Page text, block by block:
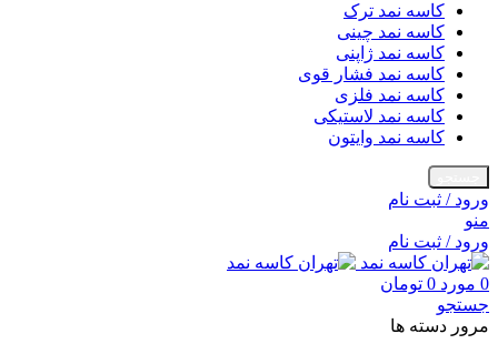
کاسه نمد ترک
کاسه نمد چینی
کاسه نمد ژاپنی
کاسه نمد فشار قوی
کاسه نمد فلزی
کاسه نمد لاستیکی
کاسه نمد وایتون
ورود / ثبت نام
منو
ورود / ثبت نام
0 مورد 0 تومان
جستجو
مرور دسته ها